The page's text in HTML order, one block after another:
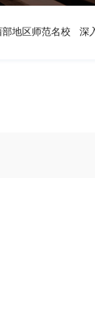
地区师范名校 深